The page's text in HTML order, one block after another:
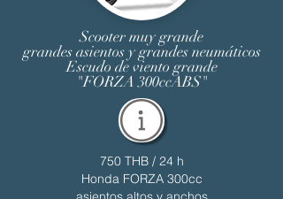
Scooter muy grande
grandes asientos y grandes neumáticos
Escudo de viento grande
"FORZA 300ccABS"
750 THB / 24 h
Honda FORZA 300cc